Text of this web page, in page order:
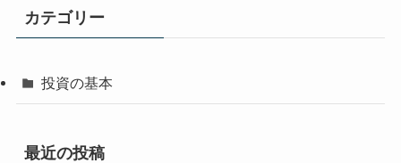
カテゴリー
投資の基本
最近の投稿